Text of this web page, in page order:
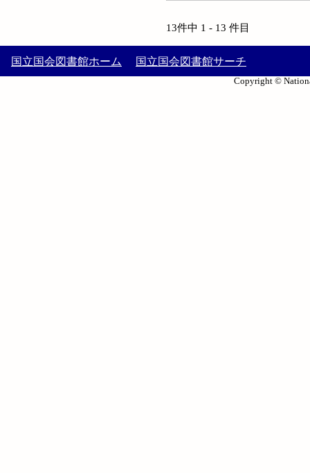
13件中 1 - 13 件目
国立国会図書館ホーム 国立国会図書館サーチ
Copyright ©